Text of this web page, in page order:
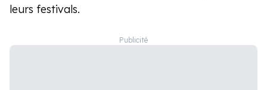
leurs festivals.